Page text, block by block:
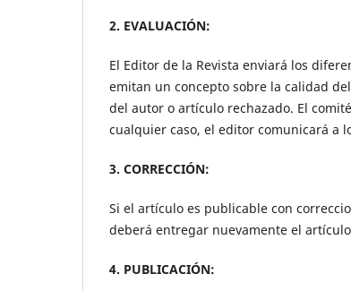
2. EVALUACIÓN:
El Editor de la Revista enviará los
emitan un concepto sobre la calidad
del autor o artículo rechazado. El
cualquier caso, el editor comunicará a
3. CORRECCIÓN:
Si el artículo es publicable con
deberá entregar nuevamente el
4. PUBLICACIÓN: